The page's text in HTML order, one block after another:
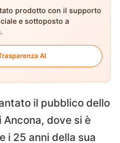
prodotto con il supporto
e sottoposto a
AI
il pubblico dello
dove si è
i 25 anni della sua